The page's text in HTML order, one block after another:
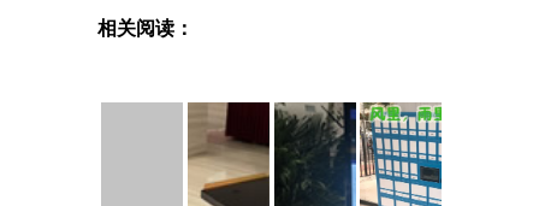
相关阅读：